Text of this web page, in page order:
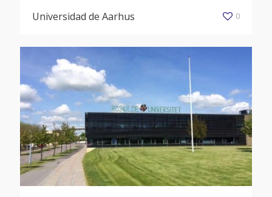
Universidad de Aarhus 0